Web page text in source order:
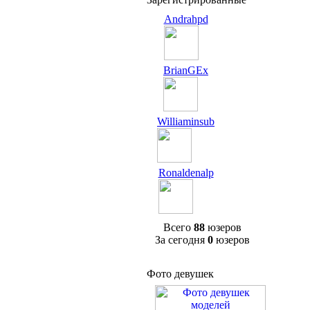
Andrahpd
BrianGEx
Williaminsub
Ronaldenalp
Всего 88 юзеров
За сегодня 0 юзеров
Фото девушек